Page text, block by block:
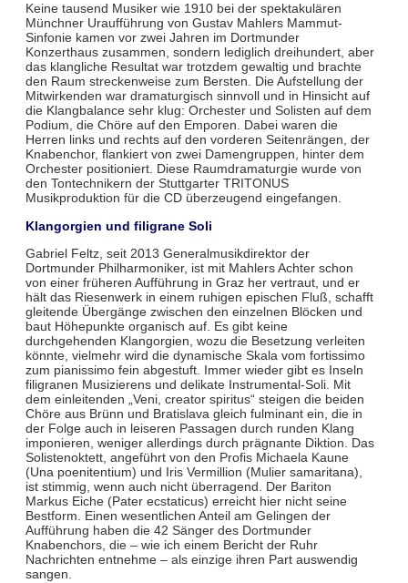
Keine tausend Musiker wie 1910 bei der spektakulären
Münchner Uraufführung von Gustav Mahlers Mammut-
Sinfonie kamen vor zwei Jahren im Dortmunder
Konzerthaus zusammen, sondern lediglich dreihundert, aber
das klangliche Resultat war trotzdem gewaltig und brachte
den Raum streckenweise zum Bersten. Die Aufstellung der
Mitwirkenden war dramaturgisch sinnvoll und in Hinsicht auf
die Klangbalance sehr klug: Orchester und Solisten auf dem
Podium, die Chöre auf den Emporen. Dabei waren die
Herren links und rechts auf den vorderen Seitenrängen, der
Knabenchor, flankiert von zwei Damengruppen, hinter dem
Orchester positioniert. Diese Raumdramaturgie wurde von
den Tontechnikern der Stuttgarter TRITONUS
Musikproduktion für die CD überzeugend eingefangen.
Klangorgien und filigrane Soli
Gabriel Feltz, seit 2013 Generalmusikdirektor der
Dortmunder Philharmoniker, ist mit Mahlers Achter schon
von einer früheren Aufführung in Graz her vertraut, und er
hält das Riesenwerk in einem ruhigen epischen Fluß, schafft
gleitende Übergänge zwischen den einzelnen Blöcken und
baut Höhepunkte organisch auf. Es gibt keine
durchgehenden Klangorgien, wozu die Besetzung verleiten
könnte, vielmehr wird die dynamische Skala vom fortissimo
zum pianissimo fein abgestuft. Immer wieder gibt es Inseln
filigranen Musizierens und delikate Instrumental-Soli. Mit
dem einleitenden „Veni, creator spiritus“ steigen die beiden
Chöre aus Brünn und Bratislava gleich fulminant ein, die in
der Folge auch in leiseren Passagen durch runden Klang
imponieren, weniger allerdings durch prägnante Diktion. Das
Solistenoktett, angeführt von den Profis Michaela Kaune
(Una poenitentium) und Iris Vermillion (Mulier samaritana),
ist stimmig, wenn auch nicht überragend. Der Bariton
Markus Eiche (Pater ecstaticus) erreicht hier nicht seine
Bestform. Einen wesentlichen Anteil am Gelingen der
Aufführung haben die 42 Sänger des Dortmunder
Knabenchors, die – wie ich einem Bericht der Ruhr
Nachrichten entnehme – als einzige ihren Part auswendig
sangen.